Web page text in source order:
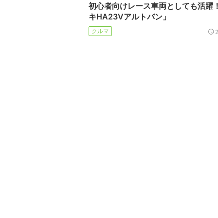
初心者向けレース車両としても活躍
キHA23Vアルトバン」
クルマ